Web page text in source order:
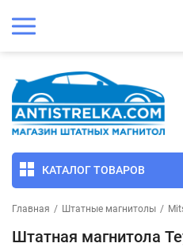
КАТАЛОГ ТОВАРОВ
Главная / Штатные магнитолы /
Штатная магнитола